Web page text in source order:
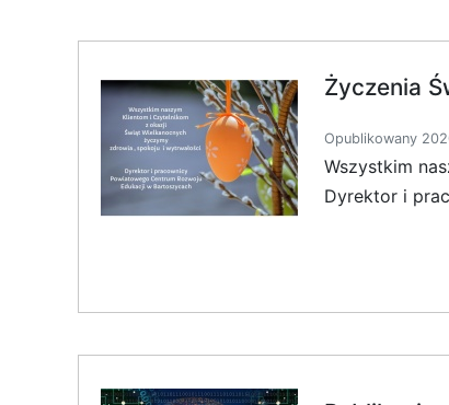
Życzenia
Opublikowany
Wszystkim
Dyrektor i